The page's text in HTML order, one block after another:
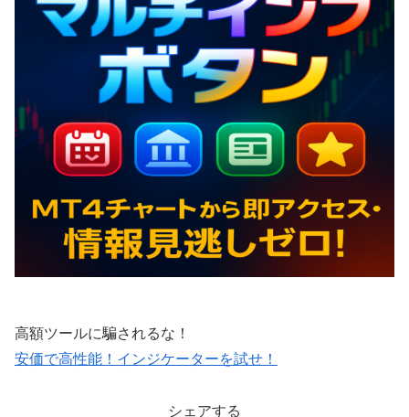
高額ツールに騙されるな！
安価で高性能！インジケーターを試せ！
シェアする